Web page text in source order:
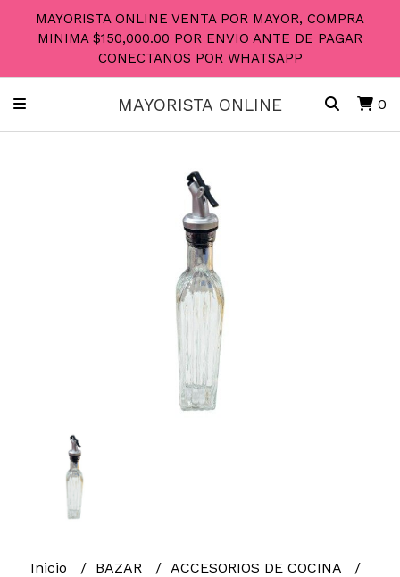
MAYORISTA ONLINE VENTA POR MAYOR, COMPRA
MINIMA $150,000.00 POR ENVIO ANTE DE PAGAR
CONECTANOS POR WHATSAPP
MAYORISTA ONLINE 0
Inicio BAZAR
ACCESORIOS DE COCINA